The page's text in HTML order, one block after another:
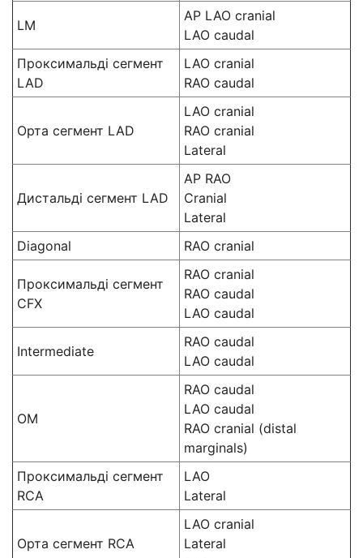
LM
AP LAO cranial
LAO caudal
Проксимальді сегмент
LAD
LAO cranial
RAO caudal
Орта сегмент LAD
LAO cranial
RAO cranial
Lateral
Дистальді сегмент LAD
AP RAO
Cranial
Lateral
Diagonal
RAO cranial
Проксимальді сегмент
CFX
RAO cranial
RAO caudal
LAO caudal
Intermediate
RAO caudal
LAO caudal
OM
RAO caudal
LAO caudal
RAO cranial (distal
marginals)
Проксимальді сегмент
RCA
LAO
Lateral
Орта сегмент RCA
LAO cranial
Lateral